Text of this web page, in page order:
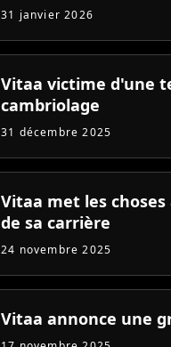
31 janvier 2026
Vitaa victime d'une
cambriolage
31 décembre 2025
Vitaa met les
de sa carrière
24 novembre 2025
Vitaa annonce une